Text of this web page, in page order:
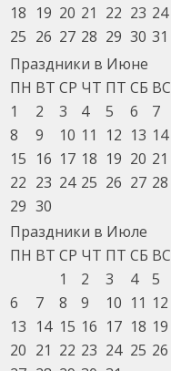
18 19 20 21 22 23 24
25 26 27 28 29 30 31
Праздники в Июне
ПН ВТ СР ЧТ ПТ СБ ВС
1
2 3 4 5 6
7
8
9 10 11 12 13 14
15 16 17 18 19 20 21
22 23 24 25 26 27 28
29 30
Праздники в Июле
ПН ВТ СР ЧТ ПТ СБ ВС
1
2 3 4
5
6
7 8 9 10 11 12
13 14 15 16 17 18 19
20 21 22 23 24 25 26